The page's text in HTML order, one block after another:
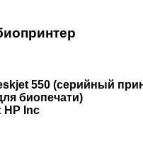
550 (серийный
биопечати)
HP Inc